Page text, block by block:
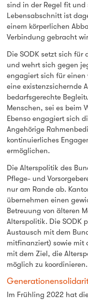
sind in der Regel fit
Lebensabschnitt ist
einem körperlichen
Verbindung gebracht
Die SODK setzt sich für
und wehrt sich gegen
engagiert sich für einen
eine existenzsichernde
bedarfsgerechte
Menschen, sei es beim
Ebenso engagiert sich
Angehörige
kontinuierliches
ermöglichen.
Die Alterspolitik des
Pflege- und
nur am Rande ab.
übernehmen einen
Betreuung von älteren
Alterspolitik. Die SODK
Austausch mit dem
mitfinanziert) sowie mit
mit dem Ziel, die
möglich zu koordinieren.
Im Frühling 2022 hat